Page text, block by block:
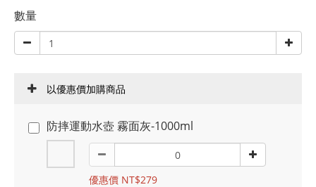
數量
以優惠價加購商品
防摔運動水壺 霧面灰-1000ml
優惠價 NT$279